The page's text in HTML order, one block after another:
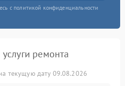
с политикой конфиденциальности
ремонта
текущую дату 09.08.2026